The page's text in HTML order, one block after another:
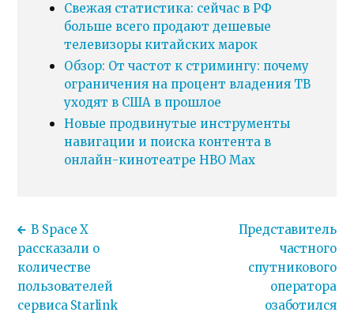
Свежая статистика: сейчас в РФ
больше всего продают дешевые
телевизоры китайских марок
Обзор: От частот к стримингу: почему
ограничения на процент владения ТВ
уходят в США в прошлое
Новые продвинутые инструменты
навигации и поиска контента в
онлайн-кинотеатре HBO Max
В Space X
рассказали о
количестве
пользователей
сервиса Starlink
Представитель
частного
спутникового
оператора
озаботился